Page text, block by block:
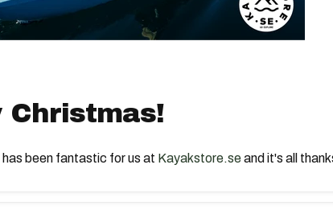
Christmas!
been fantastic for us at Kayakstore.seand it's all